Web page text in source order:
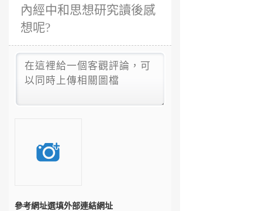
內經中和思想研究讀後感
想呢?
參考網址選填外部連結網址